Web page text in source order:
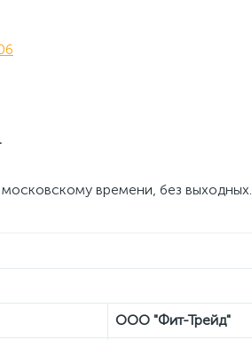
времени, без выходных.
ООО "Фит-Трейд"